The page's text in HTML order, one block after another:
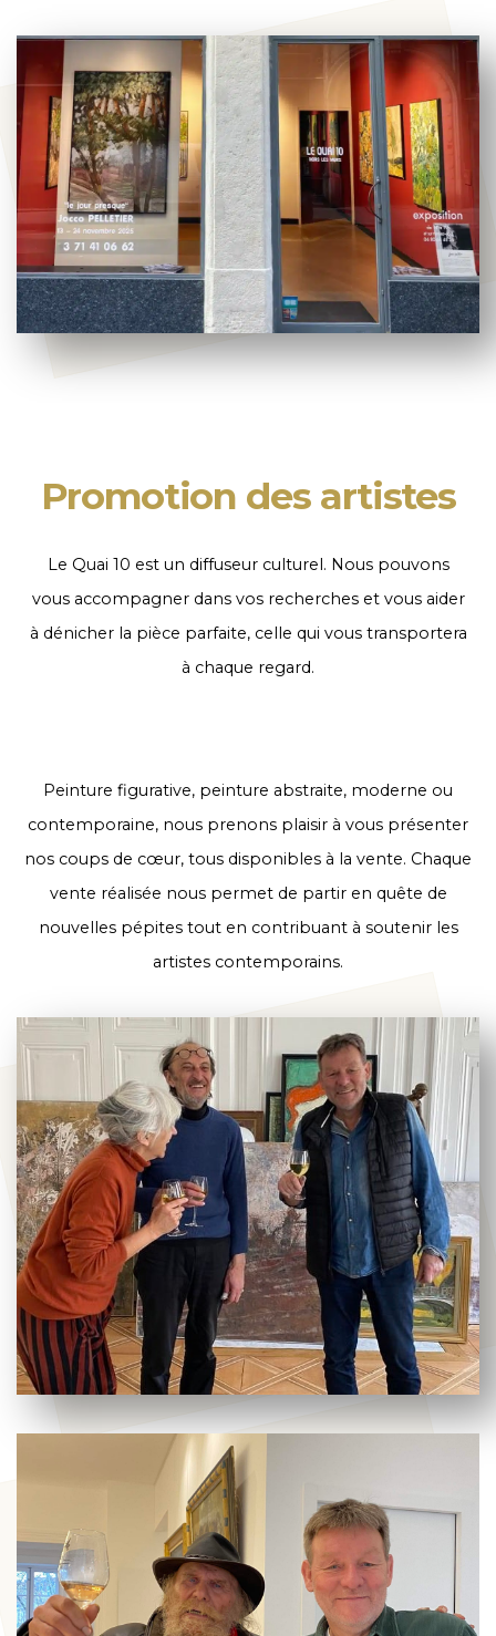
Promotion des artistes
Le Quai 10 est un diffuseur culturel. Nous pouvons
vous accompagner dans vos recherches et vous aider
à dénicher la pièce parfaite, celle qui vous transportera
à chaque regard.
Peinture figurative, peinture abstraite, moderne ou
contemporaine, nous prenons plaisir à vous présenter
nos coups de cœur, tous disponibles à la vente. Chaque
vente réalisée nous permet de partir en quête de
nouvelles pépites tout en contribuant à soutenir les
artistes contemporains.